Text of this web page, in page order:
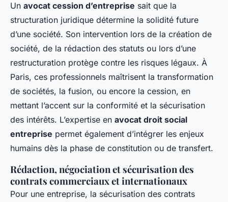
Un avocat cession d’entreprise sait que la
structuration juridique détermine la solidité future
d’une société. Son intervention lors de la création de
société, de la rédaction des statuts ou lors d’une
restructuration protège contre les risques légaux. À
Paris, ces professionnels maîtrisent la transformation
de sociétés, la fusion, ou encore la cession, en
mettant l’accent sur la conformité et la sécurisation
des intérêts. L’expertise en avocat droit social
entreprise permet également d’intégrer les enjeux
humains dès la phase de constitution ou de transfert.
Rédaction, négociation et sécurisation des
contrats commerciaux et internationaux
Pour une entreprise, la sécurisation des contrats